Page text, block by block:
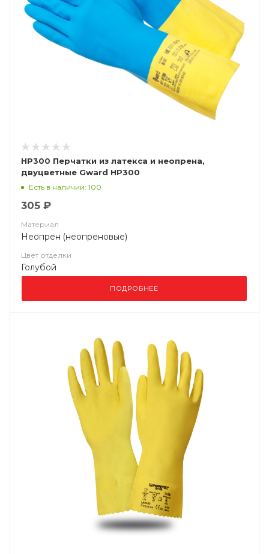
HP300 Перчатки из латекса и неопрена,
двуцветные Gward HP300
Есть в наличии: 100
305 ₽
Материал
Неопрен (неопреновые)
Цвет отделки
Голубой
ПОДРОБНЕЕ